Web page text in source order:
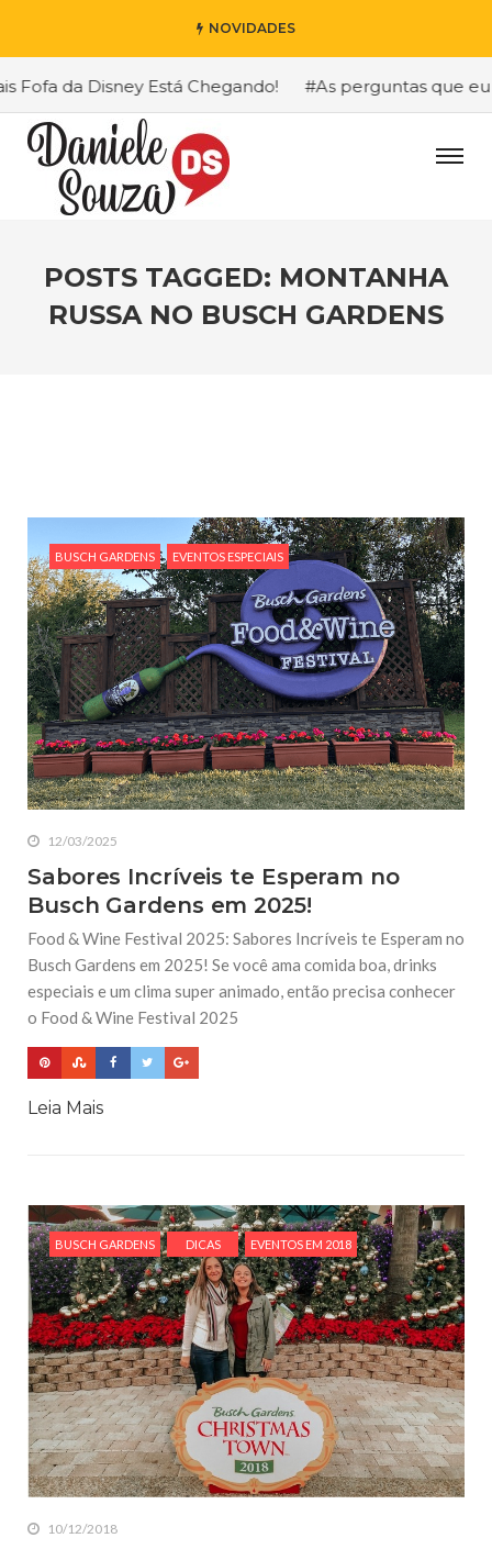
NOVIDADES
da Disney Está Chegando! #As perguntas que eu
POSTS TAGGED: MONTANHA
RUSSA NO BUSCH GARDENS
BUSCH GARDENS EVENTOS ESPECIAIS
12/03/2025
Sabores Incríveis te Esperam no
Busch Gardens em 2025!
Food & Wine Festival 2025: Sabores Incríveis te Esperam no
Busch Gardens em 2025! Se você ama comida boa, drinks
especiais e um clima super animado, então precisa conhecer
o Food & Wine Festival 2025
Leia Mais
BUSCH GARDENS DICAS EVENTOS EM 2018
10/12/2018